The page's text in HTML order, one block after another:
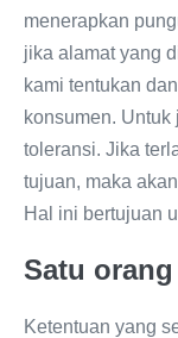
menerapkan
jika alamat yang
kami tentukan
konsumen.
toleransi. Jika
tujuan, maka
Hal ini bertujuan
Satu
Ketentuan yang